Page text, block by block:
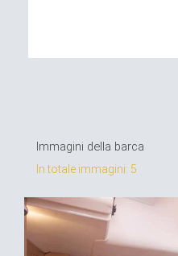
Immagini della barca
In totale immagini: 5